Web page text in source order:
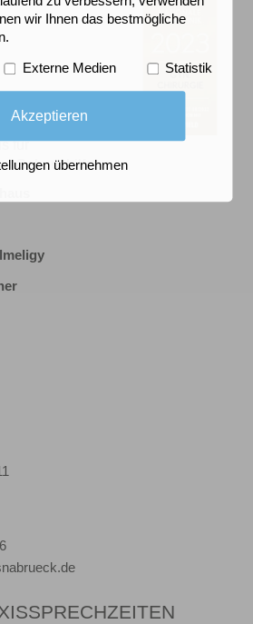
für
Geburtshilfe
wir Ihnen das bestmögliche
Externe Medien Statistik
Akzeptieren
übernehmen